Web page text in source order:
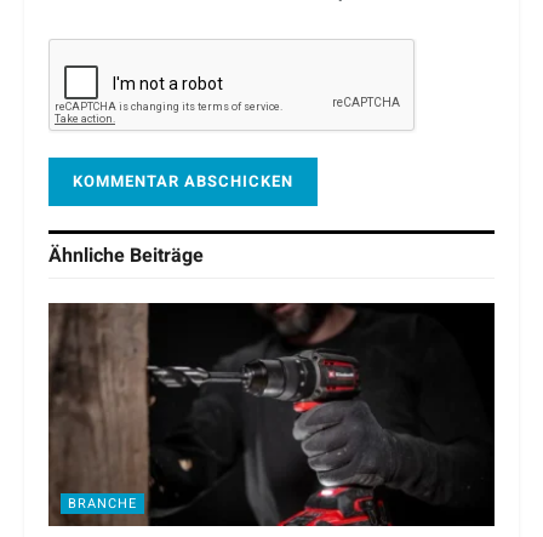
Ähnliche Beiträge
BRANCHE